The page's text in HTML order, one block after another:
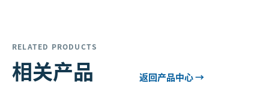
RELATED PRODUCTS
相关产品 返回产品中心 →